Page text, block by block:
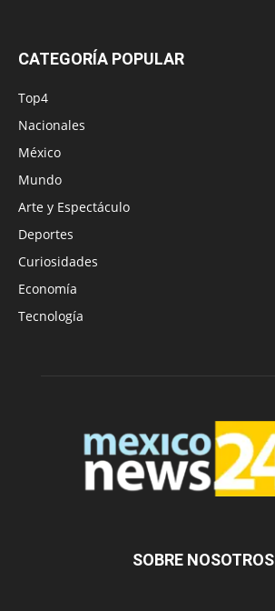
CATEGORÍA POPULAR
Top4
Nacionales
México
Mundo
Arte y Espectáculo
Deportes
Curiosidades
Economía
Tecnología
SOBRE NOSOTROS